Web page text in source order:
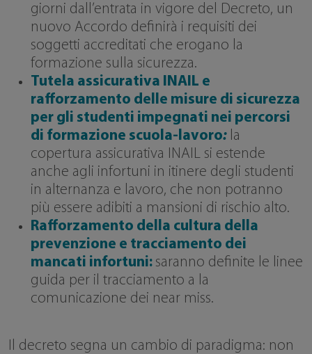
giorni dall’entrata in vigore del Decreto, un
nuovo Accordo definirà i requisiti dei
soggetti accreditati che erogano la
formazione sulla sicurezza.
Tutela assicurativa INAIL e
rafforzamento delle misure di sicurezza
per gli studenti impegnati nei percorsi
di formazione scuola-lavoro: la
copertura assicurativa INAIL si estende
anche agli infortuni in itinere degli studenti
in alternanza e lavoro, che non potranno
più essere adibiti a mansioni di rischio alto.
Rafforzamento della cultura della
prevenzione e tracciamento dei
mancati infortuni: saranno definite le linee
guida per il tracciamento a la
comunicazione dei near miss.
Il decreto segna un cambio di paradigma: non